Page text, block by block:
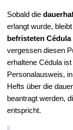
Sobald die
erlangt wurde,
befristeten Cédula
vergessen diesen
erhaltene Cédula
Personalausweis,
Hefts über die
beantragt werden,
entspricht.